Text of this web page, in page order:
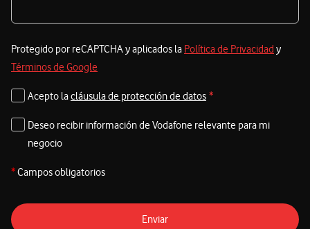
Protegido por reCAPTCHA y aplicados la Política de Privacidad y
Términos de Google
Acepto lacláusula de protección de datos *
Deseo recibir información de Vodafone relevante para mi
negocio
*Campos obligatorios
Enviar